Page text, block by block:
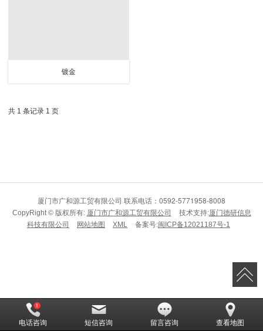
镀金
共 1 条记录 1 页
厦门市广和源工贸有限公司 联系电话：0592-5771958-8008
CopyRight © 版权所有: 厦门市广和源工贸有限公司 技术支持:厦门德研信息
科技有限公司
网站地图 XML 备案号:闽ICP备12021187号-1
电话咨询 短信咨询 留言咨询 查看地图